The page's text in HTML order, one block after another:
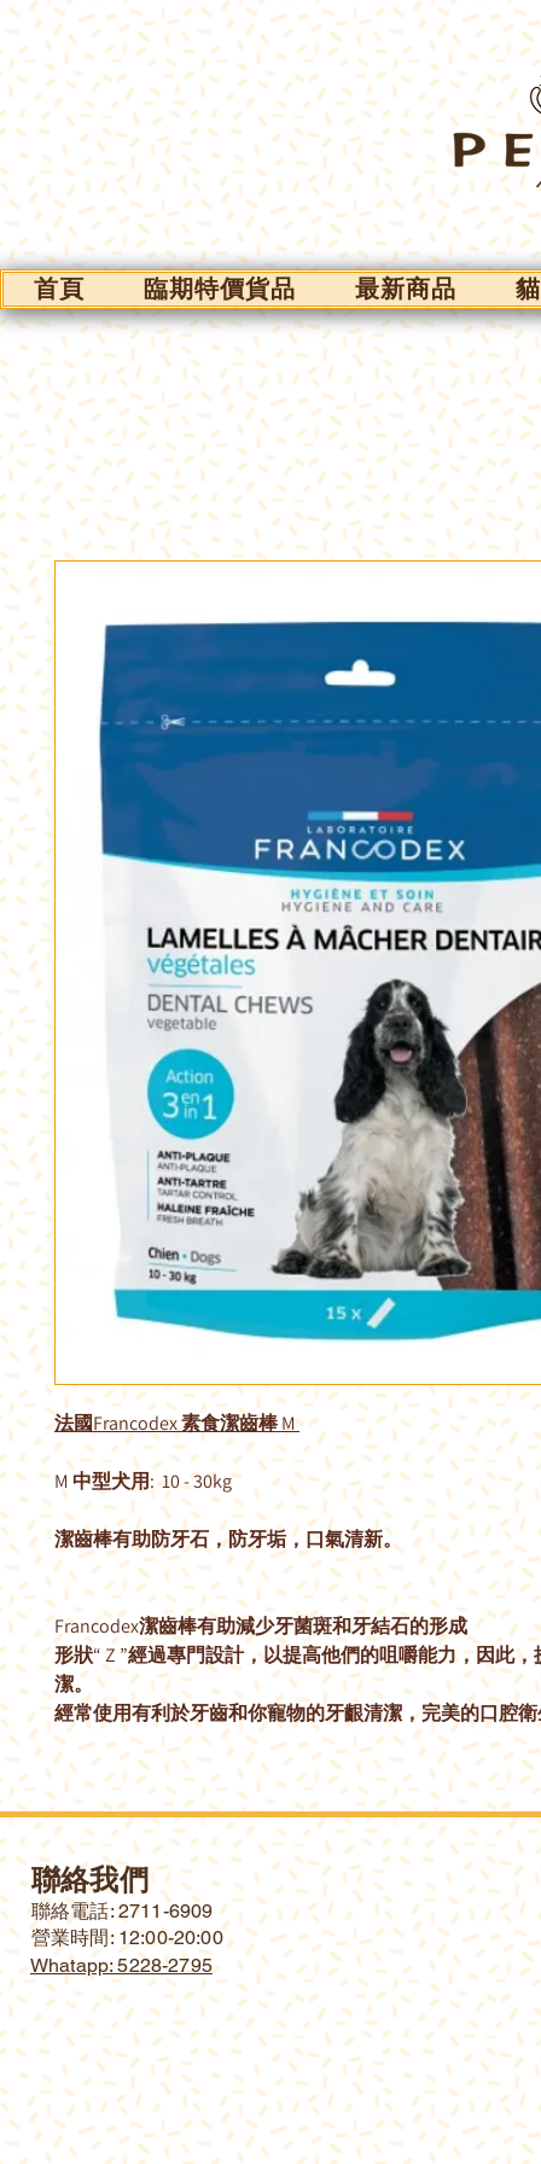
首頁 臨期特價貨品 最新商品
法國Francodex 素食潔齒棒 M
M 中型犬用: 10 - 30kg
潔齒棒有助防牙石，防牙垢，口氣清新。
Francodex潔齒棒有助減少牙菌斑和牙結石的形成
形狀“ Z ”經過專門設計，以提高他們的咀嚼能力，因此
潔。
經常使用有利於牙齒和你寵物的牙齦清潔，完美的口腔
聯絡我們
​聯絡電話: 2711-6909
營業時間: 12:00-20:00
Whatapp: 5228-2795